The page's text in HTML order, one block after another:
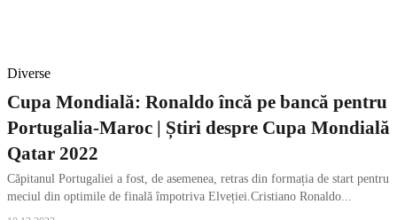
Diverse
Cupa Mondială: Ronaldo încă pe bancă pentru
Portugalia-Maroc | Știri despre Cupa Mondială
Qatar 2022
Căpitanul Portugaliei a fost, de asemenea, retras din formația de start pentru
meciul din optimile de finală împotriva Elveției.Cristiano Ronaldo...